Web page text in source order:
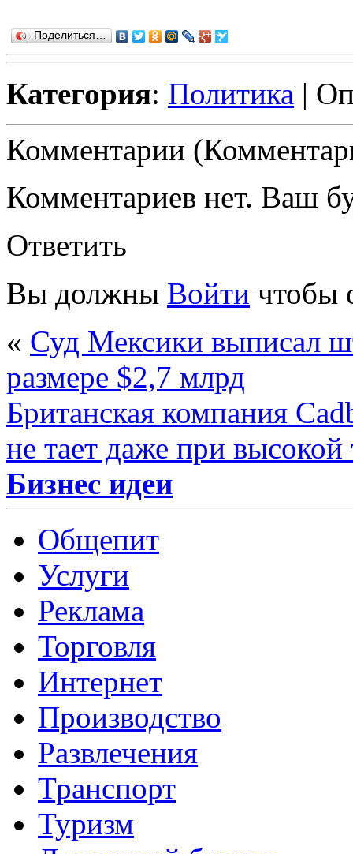
Поделиться…
Категория: Политика |
Комментарии
Комментариев нет. Ваш
Ответить
Вы должны Войти чтобы
« Суд Мексики выписал
размере $2,7 млрд
Британская компания
не тает даже при высокой
Бизнес идеи
Общепит
Услуги
Реклама
Торговля
Интернет
Производство
Развлечения
Транспорт
Туризм